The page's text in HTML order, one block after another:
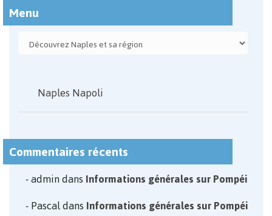
Menu
Naples Napoli
Commentaires récents
admindansInformations générales sur Pompéi
PascaldansInformations générales sur Pompéi